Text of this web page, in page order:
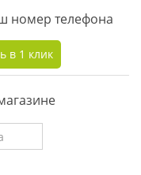
номер телефона
в 1 клик